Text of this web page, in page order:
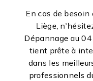
En cas de besoin
Liège,
Dépannage au
tient prête à
dans les
professionnels